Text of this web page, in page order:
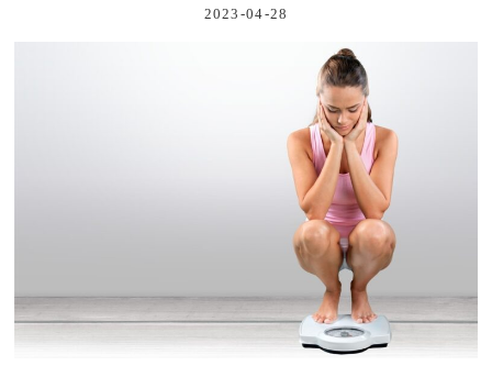
2023-04-28